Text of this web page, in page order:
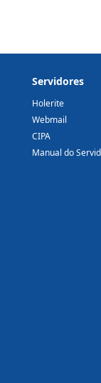
Servidores
Holerite
Webmail
CIPA
Manual do